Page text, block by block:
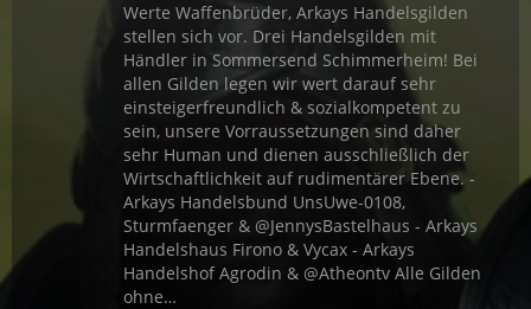
Werte Waffenbrüder, Arkays Handelsgilden
stellen sich vor. Drei Handelsgilden mit
Händler in Sommersend Schimmerheim! Bei
allen Gilden legen wir wert darauf sehr
einsteigerfreundlich & sozialkompetent zu
sein, unsere Vorraussetzungen sind daher
sehr Human und dienen ausschließlich der
Wirtschaftlichkeit auf rudimentärer Ebene. -
Arkays Handelsbund UnsUwe-0108,
Sturmfaenger & @JennysBastelhaus - Arkays
Handelshaus Firono & Vycax - Arkays
Handelshof Agrodin & @Atheontv Alle Gilden
ohne…